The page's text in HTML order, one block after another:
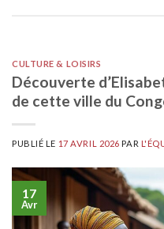
CULTURE & LOISIRS
Découverte
de cette ville du
PUBLIÉ LE 17 AVRIL 2026 PAR
17
Avr